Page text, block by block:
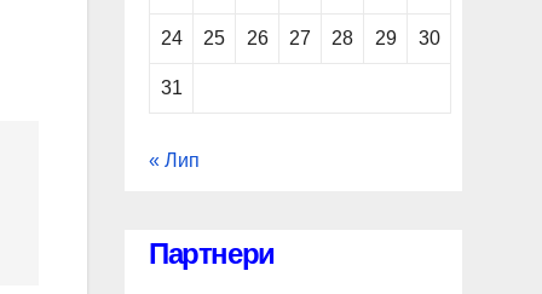
24 25 26 27 28 29 30
31
« Лип
Партнери